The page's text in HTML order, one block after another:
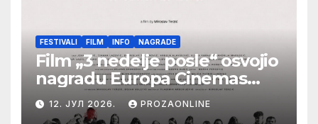
FESTIVALI FILM INFO NAGRADE
Film „3 nedelje posle“ osvojio
nagradu Europa Cinemas
Label na Filmskom festivalu
u Karlovim Varima
12. ЈУЛ 2026. PROZAONLINE